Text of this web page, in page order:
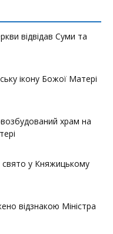
відвідав Суми та
ікону Божої Матері
храм на
у Княжицькому
відзнакою Міністра